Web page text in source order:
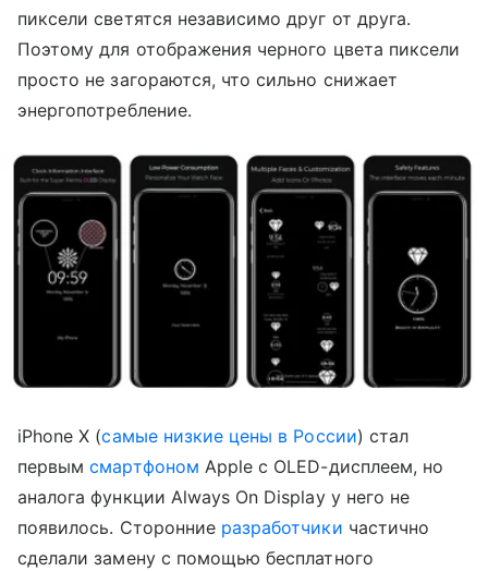
пиксели светятся независимо друг от друга.
Поэтому для отображения черного цвета пиксели
просто не загораются, что сильно снижает
энергопотребление.
iPhone X (самые низкие цены в России) стал
первымсмартфоном Apple с OLED-дисплеем, но
аналога функции Always On Display у него не
появилось. Сторонние разработчики частично
сделали замену с помощью бесплатного